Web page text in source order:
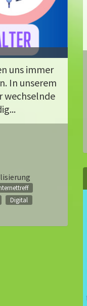
uns immer
In unserem
wechselnde
Digital